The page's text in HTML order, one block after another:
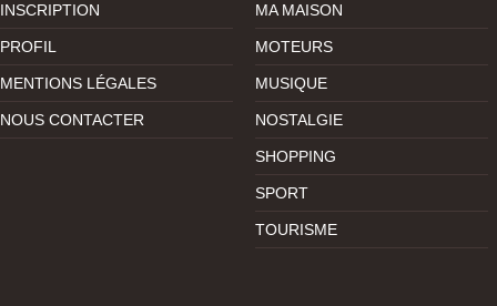
INSCRIPTION
PROFIL
MENTIONS LÉGALES
NOUS CONTACTER
MA MAISON
MOTEURS
MUSIQUE
NOSTALGIE
SHOPPING
SPORT
TOURISME